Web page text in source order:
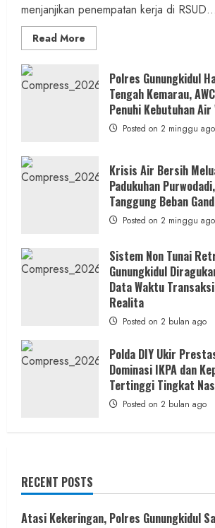
menjanjikan penempatan kerja di RSUD...
Read More
more
Penipuan
Masuk
RSUD
Wonosari
Seret
Oknum
Polres Gunungkidul
Tengah Kemarau,
Penuhi Kebutuhan Air
Posted on 2 minggu ago
Krisis Air Bersih
Padukuhan
Tanggung Beban
Posted on 2 minggu ago
Sistem Non Tunai
Gunungkidul
Data Waktu
Realita
Posted on 2 bulan ago
Polda DIY Ukir
Dominasi IKPA dan
Tertinggi Tingkat
Posted on 2 bulan ago
RECENT POSTS
Atasi Kekeringan, Polres Gunungkidul